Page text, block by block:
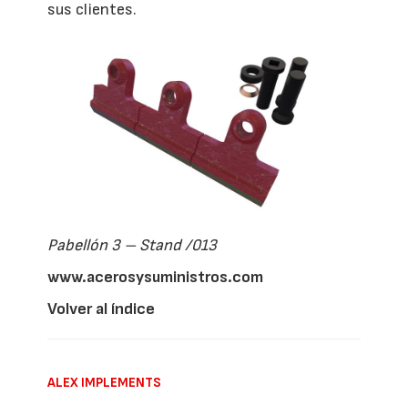
sus clientes.
Pabellón 3 – Stand /013
www.acerosysuministros.com
Volver al índice
ALEX IMPLEMENTS